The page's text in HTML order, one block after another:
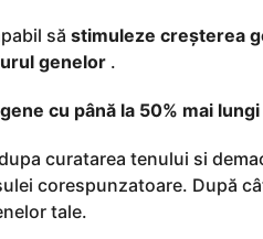
să stimuleze creșterea
genelor .
gene cu până la 50% mai
curatarea tenului si
corespunzatoare. După
tale.